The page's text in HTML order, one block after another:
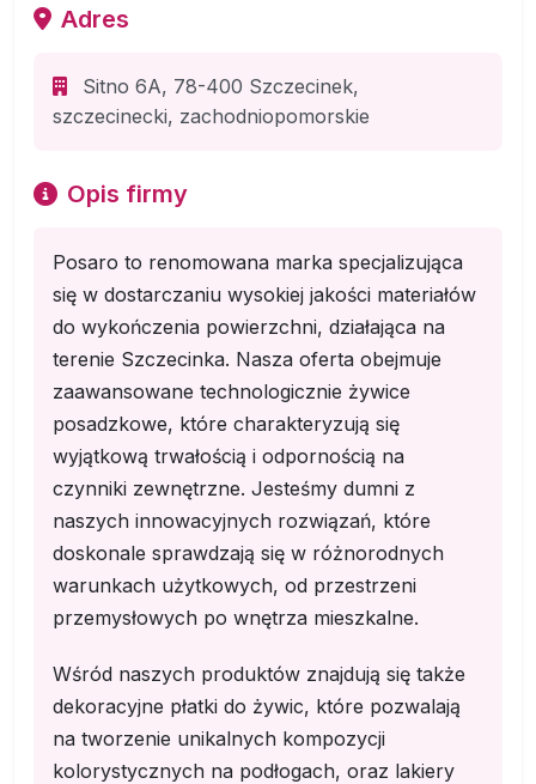
Adres
Sitno 6A, 78-400 Szczecinek,
szczecinecki, zachodniopomorskie
Opis firmy
Posaro to renomowana marka specjalizująca
się w dostarczaniu wysokiej jakości materiałów
do wykończenia powierzchni, działająca na
terenie Szczecinka. Nasza oferta obejmuje
zaawansowane technologicznie żywice
posadzkowe, które charakteryzują się
wyjątkową trwałością i odpornością na
czynniki zewnętrzne. Jesteśmy dumni z
naszych innowacyjnych rozwiązań, które
doskonale sprawdzają się w różnorodnych
warunkach użytkowych, od przestrzeni
przemysłowych po wnętrza mieszkalne.
Wśród naszych produktów znajdują się także
dekoracyjne płatki do żywic, które pozwalają
na tworzenie unikalnych kompozycji
kolorystycznych na podłogach, oraz lakiery